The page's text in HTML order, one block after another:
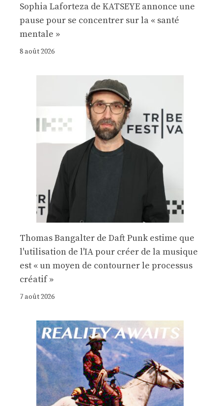
Sophia Laforteza de KATSEYE annonce une
pause pour se concentrer sur la « santé
mentale »
8 août 2026
Thomas Bangalter de Daft Punk estime que
l'utilisation de l'IA pour créer de la musique
est « un moyen de contourner le processus
créatif »
7 août 2026